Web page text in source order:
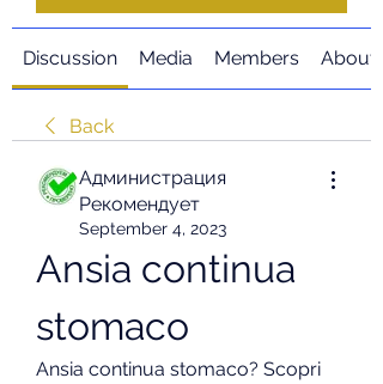
Discussion Media Members About
Back
Администрация
Рекомендует
September 4, 2023
Ansia continua
stomaco
Ansia continua stomaco? Scopri